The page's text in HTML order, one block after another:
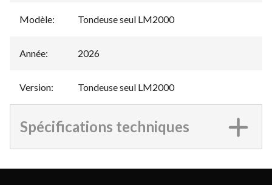
Modèle: Tondeuse seul LM2000
Année: 2026
Version: Tondeuse seul LM2000
Spécifications techniques